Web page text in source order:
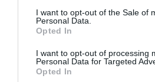
I want to opt-out of the Sale of
Personal Data.
Opted In
I want to opt-out of processing
Personal Data for Targeted
Opted In
Βρες το
Όλα τα